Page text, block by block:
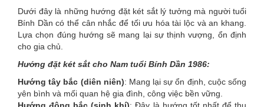
Dưới đây là những hướng đặt két sắt lý tưởng mà người tuổi
Bính Dần có thể cân nhắc để tối ưu hóa tài lộc và an khang.
Lựa chọn đúng hướng sẽ mang lại sự thịnh vượng, ổn định
cho gia chủ.
Hướng đặt két sắt cho Nam tuổi Bính Dần 1986:
Hướng tây bắc (diên niên): Mang lại sự ổn định, cuộc sống
yên bình và mối quan hệ gia đình, công việc bền vững.